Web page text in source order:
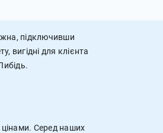
підключивши
вигідні для клієнта
Серед наших